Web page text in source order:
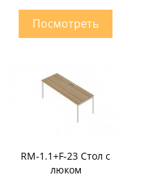
RM-1.1+F-23 Стол с
люком